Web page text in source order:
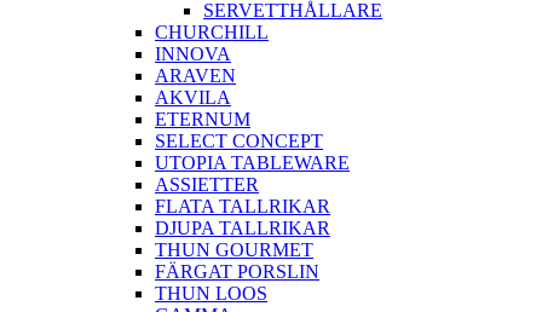
SERVETTHÅLLARE
CHURCHILL
INNOVA
ARAVEN
AKVILA
ETERNUM
SELECT CONCEPT
UTOPIA TABLEWARE
ASSIETTER
FLATA TALLRIKAR
DJUPA TALLRIKAR
THUN GOURMET
FÄRGAT PORSLIN
THUN LOOS